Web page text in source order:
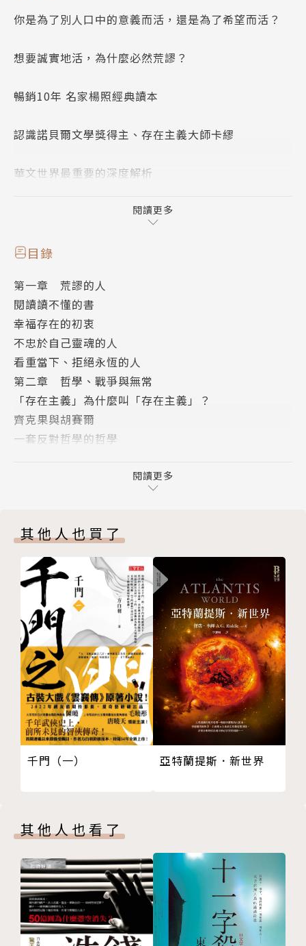
你是為了別人口中的意義而活，還是為了希望而活？
想要誠實地活，為什麼必然荒謬？
暢銷10年 名家楊照經典讀本
認識諾貝爾文學獎得主、存在主義大師卡繆
華文世界最重要的深度解析
為什麼要認識「勇敢到近乎自虐」的存在主義？
為什麼到了今天，還需要讀卡繆？
從《異鄉人》到「荒謬三部曲」，
卡繆如何打破既有框架，詮解「荒謬」與「存在」，
為現代人日復一日的荒謬日常樹立不朽的靈魂典範？
存在主義是二十世紀最重要的哲學思潮之一，卡繆即為
其中代表人物。相較於沙特的著作，卡繆以劇本、小
說、論述等多重形式，開創別具一格的魅力，使他深深
藉口，讓自己懷抱希望活下去──人因自由而活著，但
關進監牢的囚犯還是繼續活著；人因財富而活著，但一
貧如洗還是繼續活著──因此，在卡繆的觀點中，懷抱
希望而活就是「荒謬」而非「誠實」的生活態度。那
麼，人有沒有可能不荒謬地活著？沒有了藉口、沒有了
希望，還能忠於自己的靈魂而活？
本書為台灣重要作家楊照評析卡繆的權威讀本，推出以
來暢銷至今，全書以「荒謬三部曲」的《薛西弗斯的神
話》、《異鄉人》、《卡利古拉》為主軸，從卡繆與存
在主義崛起的歷史背景，到卡繆的荒誕人生，引領讀者
一同進入「存在主義」的真正本質，是華文世界理解卡
繆與《異鄉人》內涵最重要的一部文本。
著。希望就是我們最相信的謊言，有著最大的欺瞞、麻
醉效果。
◎卡繆對薛西弗斯神話的解釋是：他因為輕視神、因為
痛恨死亡、因為熱愛生命，所以受罰。他就是個「荒謬
英雄」，他的熱情與他所受的折磨都指向「荒謬」。
閱讀更多
目錄
第一章 荒謬的人
閱讀讀不懂的書
幸福存在的初衷
不忠於自己靈魂的人
看重當下、拒絕永恆的人
第二章 哲學、戰爭與無常
「存在主義」為什麼叫「存在主義」？
齊克果與胡賽爾
一套反對哲學的哲學
第三章 重新解釋「薛西弗斯的神話」
人為什麼會自殺？
你敢「誠實」地活著嗎？
永遠不會終止的懲罰
他比他的石頭更強壯
伊底帕斯的悲劇
免於依賴希望的自由
第四章 勇敢到近乎自虐的「存在主義」哲學
創作是為了要離開「日常」
一隻急著要去趕火車的大蟲
「時間是不理會我們的美好的」
身為人子的卡繆
存在上的難題
第五章 自己的還是別人的人生意義？
混亂、迷茫的敍述者
用流水帳的方式看待自己的生活
挑釁「不誠實」的世界
「現象學式」的生命態度
探索內在比記錄外表重要
揭開被遮掩的生命實況
第六章 荒謬的審判
閱讀更多
其他人也買了
千門（一） 亞特蘭提斯．新世界
其他人也看了